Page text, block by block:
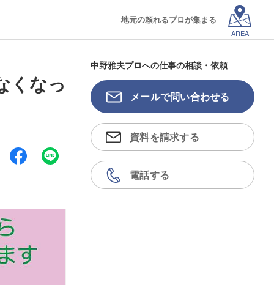
地元の頼れるプロが集まる
AREA
くなっ
中野雅夫プロへの仕事の相談・依頼
メールで問い合わせる
資料を請求する
電話する